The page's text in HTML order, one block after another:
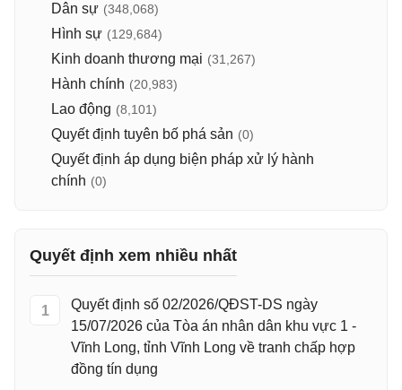
Dân sự (348,068)
Hình sự (129,684)
Kinh doanh thương mại (31,267)
Hành chính (20,983)
Lao động (8,101)
Quyết định tuyên bố phá sản (0)
Quyết định áp dụng biện pháp xử lý hành
chính (0)
Quyết định xem nhiều nhất
1
Quyết định số 02/2026/QĐST-DS ngày
15/07/2026 của Tòa án nhân dân khu vực 1 -
Vĩnh Long, tỉnh Vĩnh Long về tranh chấp hợp
đồng tín dụng